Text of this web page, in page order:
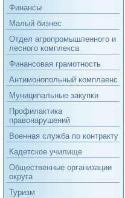
Финансы
Малый бизнес
Отдел агропромышленного и
лесного комплекса
Финансовая грамотность
Антимонопольный комплаенс
Муниципальные закупки
Профилактика
правонарушений
Военная служба по контракту
Кадетское училище
Общественные организации
округа
Туризм